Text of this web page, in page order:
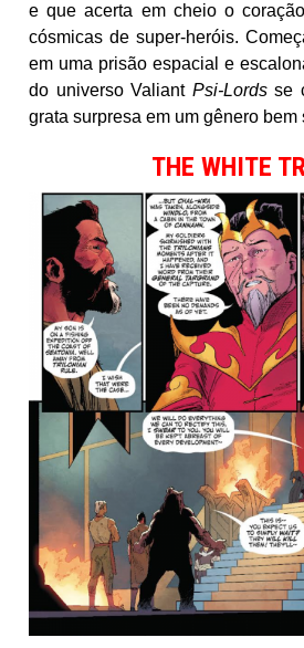
e que acerta em cheio o
cósmicas de super-heróis.
em uma prisão espacial e
do universo Valiant Psi-Lordsse
grata surpresa em um gênero bem
THE WHITE